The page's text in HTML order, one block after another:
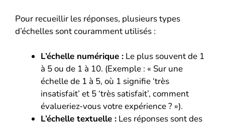
Pour recueillir les réponses, plusieurs types
d’échelles sont couramment utilisés :
L’échelle numérique : Le plus souvent de 1
à 5 ou de 1 à 10. (Exemple : « Sur une
échelle de 1 à 5, où 1 signifie ‘très
insatisfait’ et 5 ‘très satisfait’, comment
évalueriez-vous votre expérience ? »).
L’échelle textuelle : Les réponses sont des